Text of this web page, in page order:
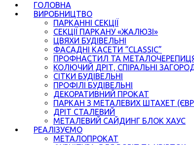
ГОЛОВНА
ВИРОБНИЦТВО
ПАРКАННІ СЕКЦІЇ
СЕКЦІЇ ПАРКАНУ «ЖАЛЮЗІ»
ЦВЯХИ БУДІВЕЛЬНІ
ФАСАДНІ КАСЕТИ “CLASSIC”
ПРОФНАСТИЛ ТА
КОЛЮЧИЙ ДРІТ, СПІРАЛЬНІ
СІТКИ БУДІВЕЛЬНІ
ПРОФІЛІ БУДІВЕЛЬНІ
ДЕКОРАТИВНИЙ ПРОКАТ
ПАРКАН З МЕТАЛЕВИХ ШТАХЕТ
ДРІТ СТАЛЕВИЙ
МЕТАЛЕВИЙ САЙДИНГ БЛОК ХАУС
РЕАЛІЗУЄМО
МЕТАЛОПРОКАТ